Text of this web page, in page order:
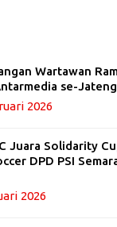
Wartawan
se-Jateng
2026
Juara Solidarity
DPD PSI
2026